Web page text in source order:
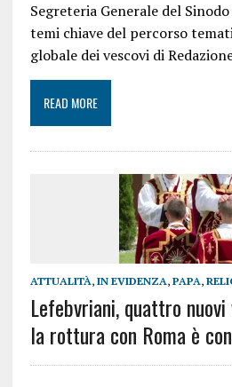
Segreteria Generale del
temi chiave del percorso
globale dei vescovi di
READ MORE
ATTUALITÀ, IN EVIDENZA, PAPA,
Lefebvriani, quattro nuovi
la rottura con Roma è